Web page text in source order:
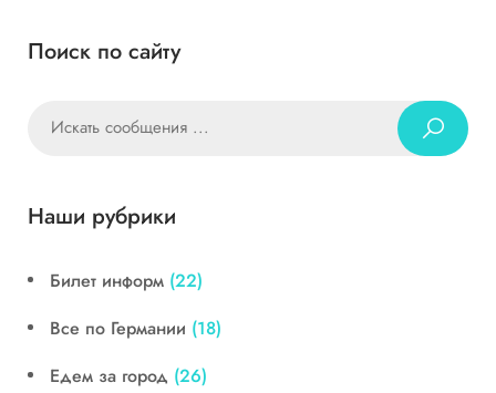
Поиск по сайту
Наши рубрики
Билет информ (22)
Все по Германии (18)
Едем за город (26)